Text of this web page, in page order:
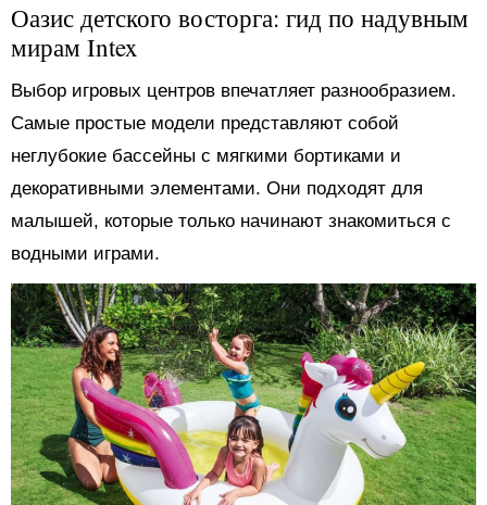
Оазис детского восторга: гид по надувным
мирам Intex
Выбор игровых центров впечатляет разнообразием.
Самые простые модели представляют собой
неглубокие бассейны с мягкими бортиками и
декоративными элементами. Они подходят для
малышей, которые только начинают знакомиться с
водными играми.